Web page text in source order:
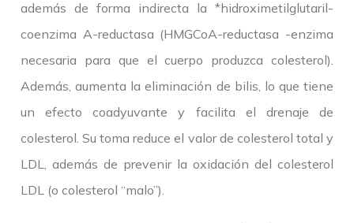
además de forma indirecta la *hidroximetilglutaril-
coenzima A-reductasa (HMGCoA-reductasa -enzima
necesaria para que el cuerpo produzca colesterol).
Además, aumenta la eliminación de bilis, lo que tiene
un efecto coadyuvante y facilita el drenaje de
colesterol. Su toma reduce el valor de colesterol total y
LDL, además de prevenir la oxidación del colesterol
LDL (o colesterol “malo”).